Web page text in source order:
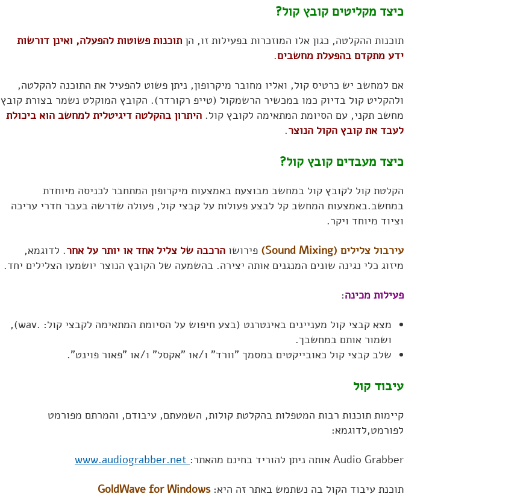
כיצד מקליטים קובץ קול?
תוכנות ההקלטה, כגון אלו המוזכרות בפעילות זו, הן תוכנות פשוטות להפעלה, ואינן דורשות
ידע מתקדם בהפעלת מחשבים.
אם למחשב יש כרטיס קול, ואליו מחובר מיקרופון, ניתן פשוט להפעיל את התוכנה להקלטה,
ולהקליט קול בדיוק כמו במכשיר הרשמקול (טייפ רקורדר). הקובץ המוקלט נשמר בצורת קובץ
מחשב תקני, עם הסיומת המתאימה לקובץ קול. היתרון בהקלטה דיגיטלית למחשב הוא ביכולת
לעבד את קובץ הקול הנוצר.
כיצד מעבדים קובץ קול?
הקלטת קול לקובץ קול במחשב מבוצעת באמצעות מיקרופון המתחבר לכניסה מיוחדת
במחשב.באמצעות המחשב קל לבצע פעולות על קבצי קול, פעולה שדרשה בעבר חדרי עריכה
וציוד מיוחד ויקר.
עירבול צלילים (Sound Mixing) פירושו הרכבה של צליל אחד או יותר על אחר. לדוגמא,
מיזוג כלי נגינה שונים המנגנים אותה יצירה. בהשמעה של הקובץ הנוצר יושמעו הצלילים יחד.
פעילות מכינה:
מצא קבצי קול מעניינים באינטרנט (בצע חיפוש על הסיומת המתאימה לקבצי קול: .wav),
ושמור אותם במחשבך.
שלב קבצי קול כאובייקטים במסמך "וורד" ו/או "אקסל" ו/או "פאור פוינט".
עיבוד קול
קיימות תוכנות רבות המטפלות בהקלטת קולות, השמעתם, עיבודם, והמרתם מפורמט
לפורמט,לדוגמא:
Audio Grabber אותה ניתן להוריד בחינם מהאתר:
תוכנת עיבוד הקול בה נשתמש באתר זה היא: GoldWave for Windows